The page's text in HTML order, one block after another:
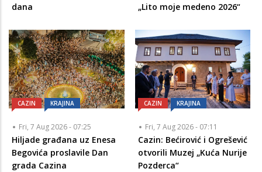
dana
„Lito moje medeno 2026“
CAZIN KRAJINA
Fri, 7 Aug 2026 - 07:25
Hiljade građana uz Enesa
Begovića proslavile Dan
grada Cazina
CAZIN KRAJINA
Fri, 7 Aug 2026 - 07:11
Cazin: Bećirović i Ogrešević
otvorili Muzej „Kuća Nurije
Pozderca“